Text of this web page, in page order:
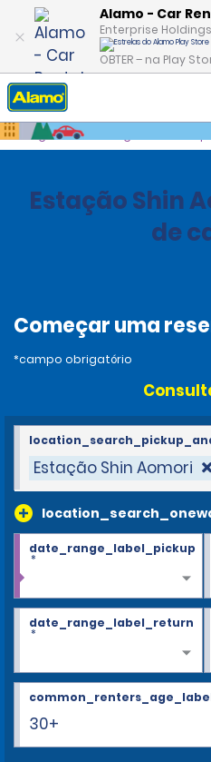
Alamo - Car
Enterprise
OBTER – na Play
Página inicial
Estação Shin
de
Começar uma
*campo obrigatório
Estação Shin Aomori
date_range_label_pickup
*
date_range_label_return
*
30+